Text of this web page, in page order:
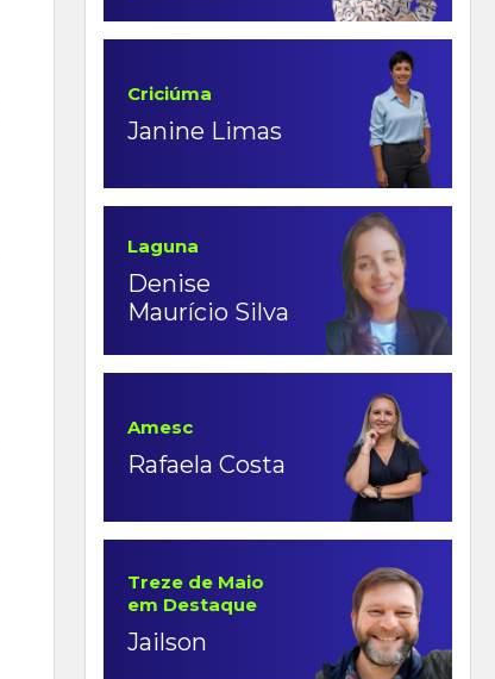
Criciúma
Janine Limas
Laguna
Denise
Maurício Silva
Amesc
Rafaela Costa
Treze de Maio
em Destaque
Jailson